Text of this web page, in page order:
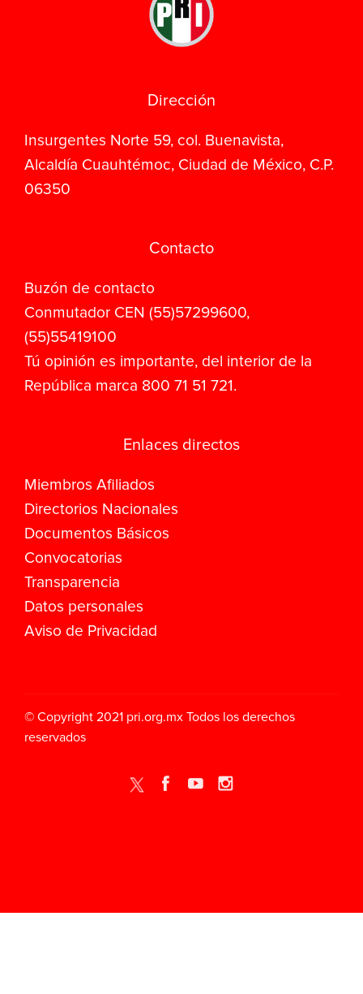
Dirección
Insurgentes Norte 59, col. Buenavista,
Alcaldía Cuauhtémoc, Ciudad de México, C.P.
06350
Contacto
Buzón de contacto
Conmutador CEN (55)57299600,
(55)55419100
Tú opinión es importante, del interior de la
República marca 800 71 51 721.
Enlaces directos
Miembros Afiliados
Directorios Nacionales
Documentos Básicos
Convocatorias
Transparencia
Datos personales
Aviso de Privacidad
© Copyright 2021 pri.org.mx Todos los derechos
reservados